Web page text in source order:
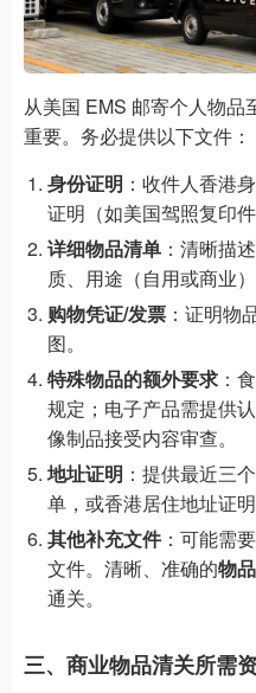
从美国 EMS 邮寄个人物品
重要。务必提供以下文件：
身份证明 ：收件人香港
证明（如美国驾照复印件
详细物品清单 ：清晰描
质、用途（自用或商业）
购物凭证/发票 ：证明物
图。
特殊物品的额外要求 ：
规定；电子产品需提供
像制品接受内容审查。
地址证明 ：提供最近三
单，或香港居住地址证明
其他补充文件：可能需
文件。清晰、准确的物
通关。
三、商业物品清关所需